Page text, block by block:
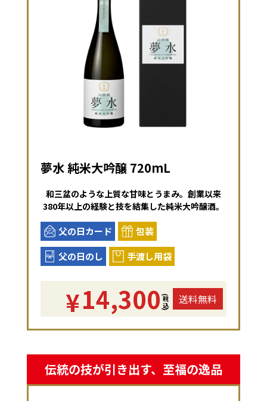
夢水 純米大吟醸 720mL
和三盆のような上質な甘味とうまみ。創業以来
380年以上の経験と技を結集した純米大吟醸酒。
父の日カード
包装
父の日のし
手渡し用袋
¥14,300(税込) 送料無料
伝統の技が引き出す、至福の逸品